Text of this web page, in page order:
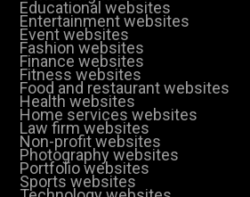
Educational websites
Entertainment websites
Event websites
Fashion websites
Finance websites
Fitness websites
Food and restaurant websites
Health websites
Home services websites
Law firm websites
Non-profit websites
Photography websites
Portfolio websites
Sports websites